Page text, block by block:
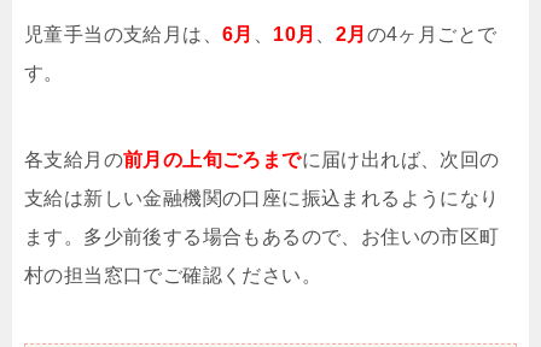
児童手当の支給月は、 6月 10月 2月 の4ヶ月ごとで
す。
各支給月の前月の上旬ごろまでに届け出れば、次回の
支給は新しい金融機関の口座に振込まれるようになり
ます。多少前後する場合もあるので、お住いの市区町
村の担当窓口でご確認ください。